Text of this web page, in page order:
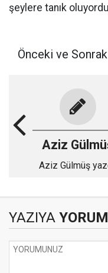
şeylere tanık
Önceki ve
Aziz
Aziz Gülmüş​​​​​​​
YAZIYA